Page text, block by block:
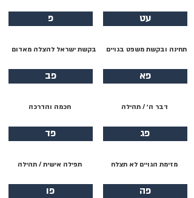
עט
תחינה ובקשת משפט בגויים
פא
דבר ה׳ / תהילה
פג
מזימת הגויים לא תצלח
פה
פ
בקשת ישראל להצלה מאדום
פב
חכמה והדרכה
פד
תפילה אישית / תהילה
פו